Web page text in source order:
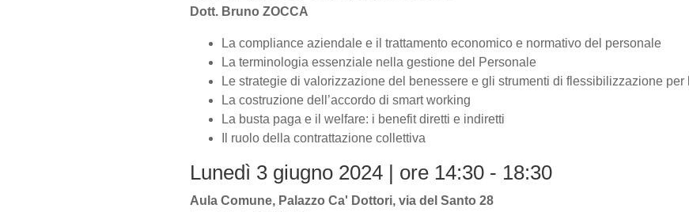
Dott. Bruno ZOCCA
La compliance aziendale e il trattamento economico e normativo del personale
La terminologia essenziale nella gestione del Personale
Le strategie di valorizzazione del benessere e gli strumenti di flessibilizzazione
La costruzione dell’accordo di smart working
La busta paga e il welfare: i benefit diretti e indiretti
Il ruolo della contrattazione collettiva
Lunedì 3 giugno 2024 | ore 14:30 - 18:30
Aula Comune, Palazzo Ca' Dottori, via del Santo 28